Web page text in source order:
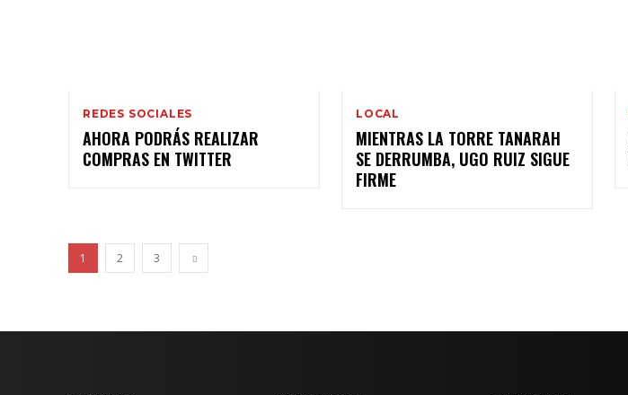
REDES SOCIALES
AHORA PODRÁS REALIZAR
LOCAL
MIENTRAS LA TORRE TANARAH
SE DERRUMBA, UGO RUIZ SIGUE
FIRME
1 2 3